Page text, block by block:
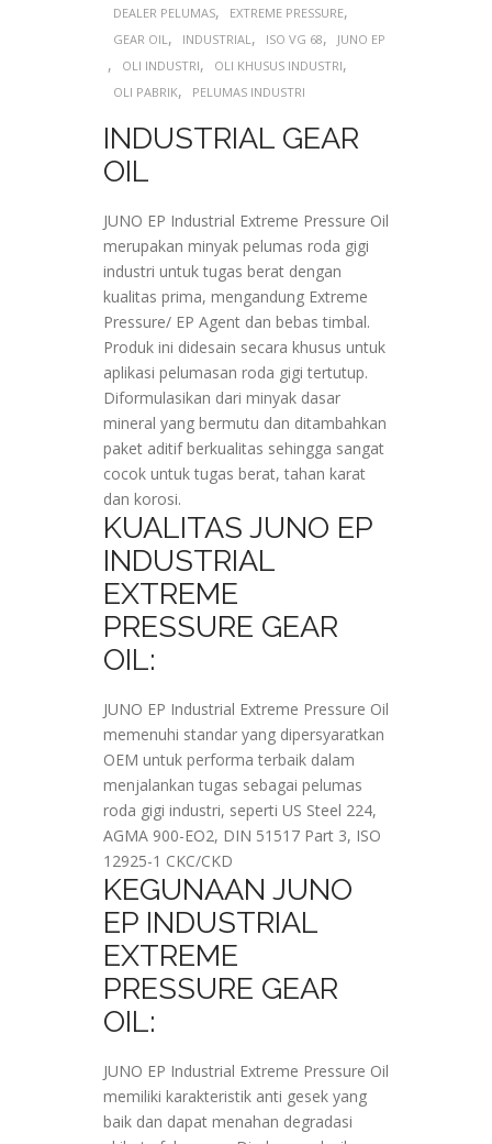
DEALER PELUMAS, EXTREME PRESSURE,
GEAR OIL, INDUSTRIAL, ISO VG 68, JUNO EP
, OLI INDUSTRI, OLI KHUSUS INDUSTRI,
OLI PABRIK, PELUMAS INDUSTRI
INDUSTRIAL GEAR
OIL
JUNO EP Industrial Extreme Pressure Oil
merupakan minyak pelumas roda gigi
industri untuk tugas berat dengan
kualitas prima, mengandung Extreme
Pressure/ EP Agent dan bebas timbal.
Produk ini didesain secara khusus untuk
aplikasi pelumasan roda gigi tertutup.
Diformulasikan dari minyak dasar
mineral yang bermutu dan ditambahkan
paket aditif berkualitas sehingga sangat
cocok untuk tugas berat, tahan karat
dan korosi.
KUALITAS JUNO EP
INDUSTRIAL
EXTREME
PRESSURE GEAR
OIL:
JUNO EP Industrial Extreme Pressure Oil
memenuhi standar yang dipersyaratkan
OEM untuk performa terbaik dalam
menjalankan tugas sebagai pelumas
roda gigi industri, seperti US Steel 224,
AGMA 900-EO2, DIN 51517 Part 3, ISO
12925-1 CKC/CKD
KEGUNAAN JUNO
EP INDUSTRIAL
EXTREME
PRESSURE GEAR
OIL:
JUNO EP Industrial Extreme Pressure Oil
memiliki karakteristik anti gesek yang
baik dan dapat menahan degradasi